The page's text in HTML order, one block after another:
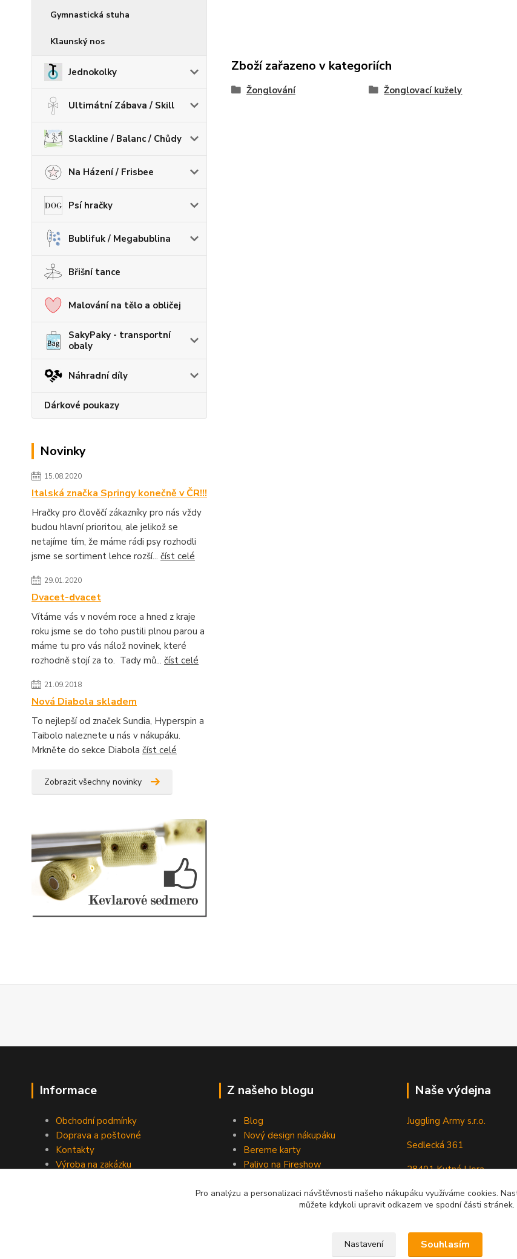
Gymnastická stuha
Klaunský nos
Jednokolky
Ultimátní Zábava / Skill
Slackline / Balanc / Chůdy
Na Házení / Frisbee
Psí hračky
Bublifuk / Megabublina
Břišní tance
Malování na tělo a obličej
SakyPaky - transportní
obaly
Náhradní díly
Dárkové poukazy
Novinky
15.08.2020
Italská značka Springy konečně v ČR!!!
Hračky pro člověčí zákazníky pro nás vždy
budou hlavní prioritou, ale jelikož se
netajíme tím, že máme rádi psy rozhodli
jsme se sortiment lehce rozší... číst celé
29.01.2020
Dvacet-dvacet
Vítáme vás v novém roce a hned z kraje
roku jsme se do toho pustili plnou parou a
máme tu pro vás nálož novinek, které
rozhodně stojí za to. Tady mů... číst celé
21.09.2018
Nová Diabola skladem
To nejlepší od značek Sundia, Hyperspin a
Taibolo naleznete u nás v nákupáku.
Mrkněte do sekce Diabola číst celé
Zobrazit všechny novinky
Zboží zařazeno v kategoriích
Žonglování Žonglovací kužely
Informace
Obchodní podmínky
Doprava a poštovné
Kontakty
Výroba na zakázku
Z našeho blogu
Blog
Nový design nákupáku
Bereme karty
Palivo na Fireshow
Naše výdejna
Juggling Army s.r.o.
Sedlecká 361
28401 Kutná Hora
Pro analýzu a personalizaci návštěvnosti našeho nákupáku využíváme cookies.
můžete kdykoli upravit odkazem ve spodní části stránek.
Nastavení Souhlasím